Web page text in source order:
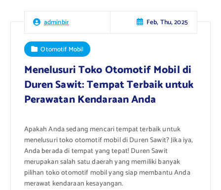
adminbir Feb, Thu, 2025
Otomotif Mobil
Menelusuri Toko Otomotif Mobil di
Duren Sawit: Tempat Terbaik untuk
Perawatan Kendaraan Anda
Apakah Anda sedang mencari tempat terbaik untuk
menelusuri toko otomotif mobil di Duren Sawit? Jika iya,
Anda berada di tempat yang tepat! Duren Sawit
merupakan salah satu daerah yang memiliki banyak
pilihan toko otomotif mobil yang siap membantu Anda
merawat kendaraan kesayangan.